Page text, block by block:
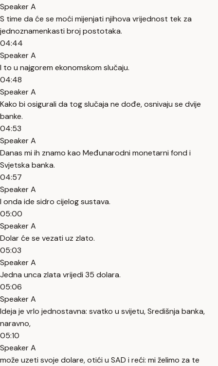
Speaker A
S time da će se moći mijenjati njihova vrijednost tek za
jednoznamenkasti broj postotaka.
04:44
Speaker A
I to u najgorem ekonomskom slučaju.
04:48
Speaker A
Kako bi osigurali da tog slučaja ne dođe, osnivaju se dvije
banke.
04:53
Speaker A
Danas mi ih znamo kao Međunarodni monetarni fond i
Svjetska banka.
04:57
Speaker A
I onda ide sidro cijelog sustava.
05:00
Speaker A
Dolar će se vezati uz zlato.
05:03
Speaker A
Jedna unca zlata vrijedi 35 dolara.
05:06
Speaker A
Ideja je vrlo jednostavna: svatko u svijetu, Središnja banka,
naravno,
05:10
Speaker A
može uzeti svoje dolare, otići u SAD i reći: mi želimo za te